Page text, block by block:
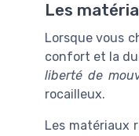
Les
Lorsque vous
confort et la
liberté de
rocailleux.
Les matériaux